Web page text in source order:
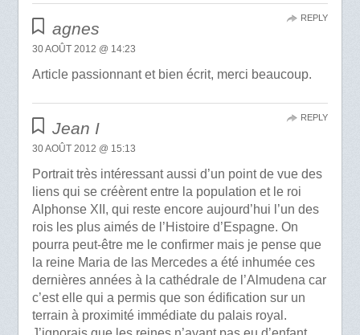
agnes
30 AOÛT 2012 @ 14:23
Article passionnant et bien écrit, merci beaucoup.
REPLY
Jean I
30 AOÛT 2012 @ 15:13
Portrait très intéressant aussi d’un point de vue des
liens qui se créèrent entre la population et le roi
Alphonse XII, qui reste encore aujourd’hui l’un des
rois les plus aimés de l’Histoire d’Espagne. On
pourra peut-être me le confirmer mais je pense que
la reine Maria de las Mercedes a été inhumée ces
dernières années à la cathédrale de l’Almudena car
c’est elle qui a permis que son édification sur un
terrain à proximité immédiate du palais royal.
REPLY